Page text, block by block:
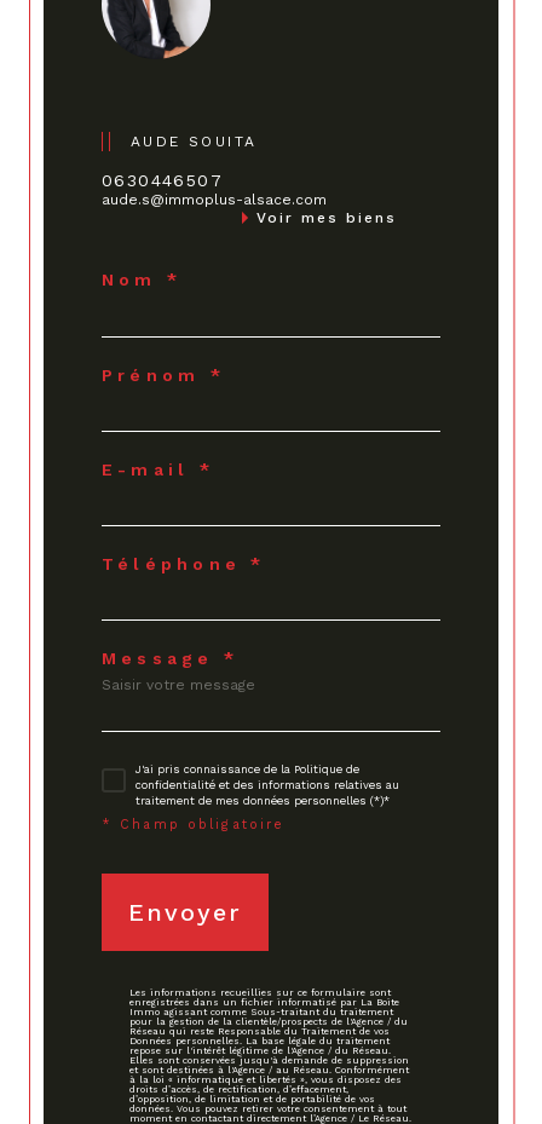
AUDE SOUITA
0630446507
aude.s@immoplus-alsace.com
Voir mes biens
Nom *
Prénom *
E-mail *
Téléphone *
Message *
J'ai pris connaissance de la Politique de
confidentialité et des informations relatives au
traitement de mes données personnelles (*)*
* Champ obligatoire
Envoyer
Les informations recueillies sur ce formulaire sont
enregistrées dans un fichier informatisé par La Boite
Immo agissant comme Sous-traitant du traitement
pour la gestion de la clientèle/prospects de l'Agence / du
Réseau qui reste Responsable du Traitement de vos
Données personnelles. La base légale du traitement
repose sur l'intérêt légitime de l'Agence / du Réseau.
Elles sont conservées jusqu'à demande de suppression
et sont destinées à l'Agence / au Réseau. Conformément
à la loi « informatique et libertés », vous disposez des
droits d’accès, de rectification, d’effacement,
d’opposition, de limitation et de portabilité de vos
données. Vous pouvez retirer votre consentement à tout
moment en contactant directement l’Agence / Le Réseau.